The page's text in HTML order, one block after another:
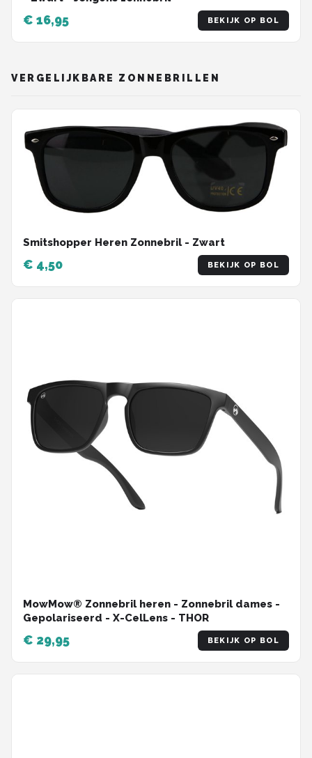
€ 16,95 BEKIJK OP BOL
VERGELIJKBARE ZONNEBRILLEN
Smitshopper Heren Zonnebril - Zwart
€ 4,50 BEKIJK OP BOL
MowMow® Zonnebril heren - Zonnebril dames -
Gepolariseerd - X-CelLens - THOR
€ 29,95 BEKIJK OP BOL